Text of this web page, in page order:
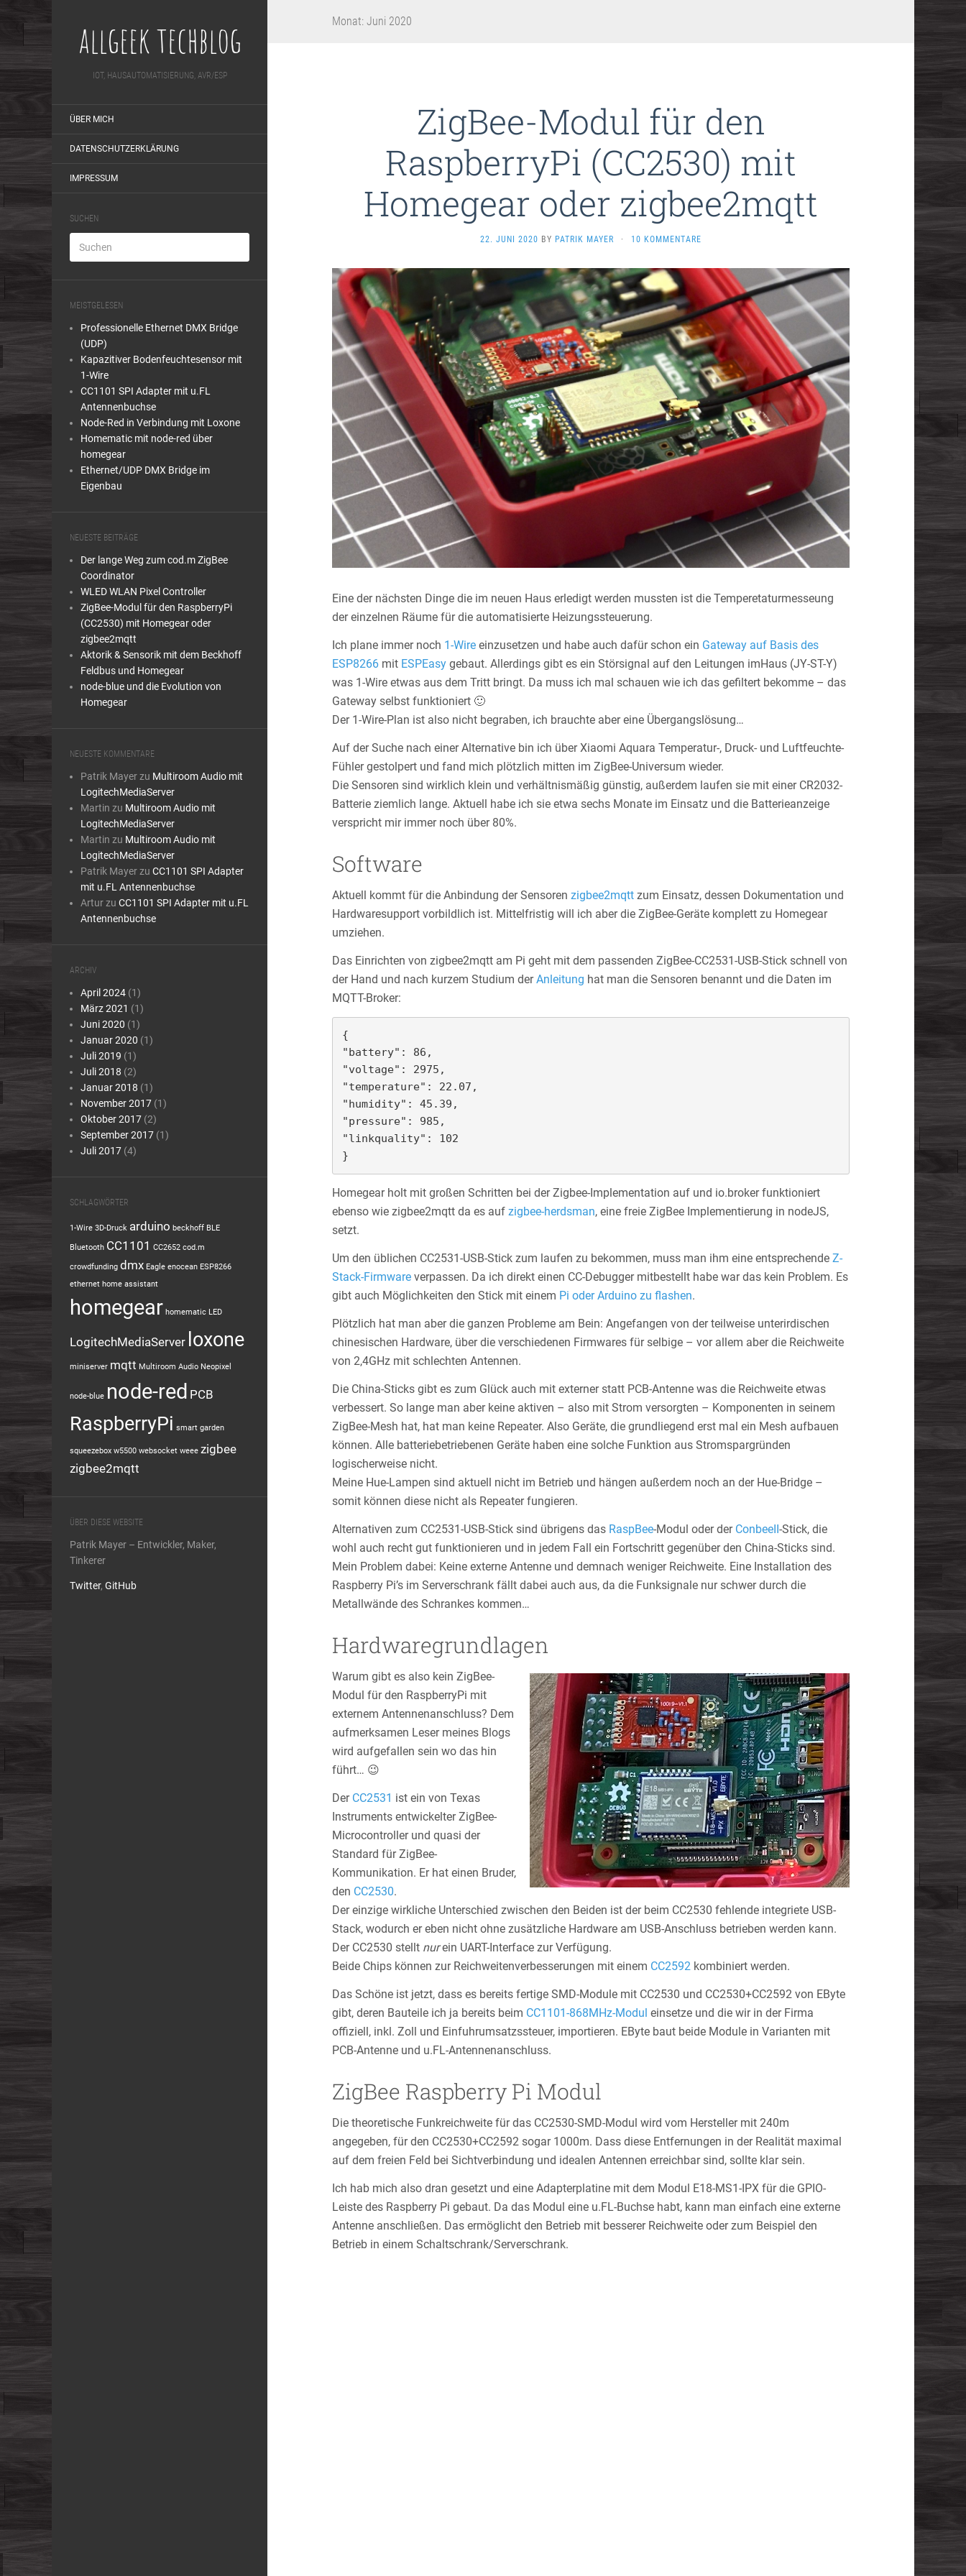
allgeek techblog
IOT, HAUSAUTOMATISIERUNG, AVR/ESP
ÜBER MICH
DATENSCHUTZERKLÄRUNG
IMPRESSUM
SUCHEN
MEISTGELESEN
Professionelle Ethernet DMX Bridge
(UDP)
Kapazitiver Bodenfeuchtesensor mit
1-Wire
CC1101 SPI Adapter mit u.FL
Antennenbuchse
Node-Red in Verbindung mit Loxone
Homematic mit node-red über
homegear
Ethernet/UDP DMX Bridge im
Eigenbau
NEUESTE BEITRÄGE
Der lange Weg zum cod.m ZigBee
Coordinator
WLED WLAN Pixel Controller
ZigBee-Modul für den RaspberryPi
(CC2530) mit Homegear oder
zigbee2mqtt
Aktorik & Sensorik mit dem Beckhoff
Feldbus und Homegear
node-blue und die Evolution von
Homegear
NEUESTE KOMMENTARE
Patrik Mayerzu Multiroom Audio mit
LogitechMediaServer
Martin zu Multiroom Audio mit
LogitechMediaServer
Martin zu Multiroom Audio mit
LogitechMediaServer
Patrik Mayerzu CC1101 SPI Adapter
mit u.FL Antennenbuchse
Arturzu CC1101 SPI Adapter mit u.FL
Antennenbuchse
ARCHIV
April 2024 (1)
März 2021 (1)
Juni 2020 (1)
Januar 2020 (1)
Juli 2019 (1)
Juli 2018 (2)
Januar 2018 (1)
November 2017 (1)
Oktober 2017 (2)
September 2017 (1)
Juli 2017 (4)
SCHLAGWÖRTER
1-Wire 3D-Druck arduino beckhoff BLE
Bluetooth CC1101 CC2652 cod.m
crowdfunding dmx Eagle enocean ESP8266
ethernet home assistant
homegear homematic LED
LogitechMediaServer loxone
miniserver mqtt Multiroom Audio Neopixel
node-blue node-red PCB
RaspberryPi smart garden
squeezebox w5500 websocket weee zigbee
zigbee2mqtt
ÜBER DIESE WEBSITE
Patrik Mayer – Entwickler, Maker,
Tinkerer
Twitter, GitHub
Monat: Juni 2020
ZigBee-Modul für den
RaspberryPi (CC2530) mit
Homegear oder zigbee2mqtt
22. JUNI 2020 BY PATRIK MAYER · 10 KOMMENTARE
Eine der nächsten Dinge die im neuen Haus erledigt werden mussten ist die Temperetaturmesseung
der einzelnen Räume für die automatisierte Heizungssteuerung.
Ich plane immer noch 1-Wire einzusetzen und habe auch dafür schon ein Gateway auf Basis des
ESP8266 mit ESPEasy gebaut. Allerdings gibt es ein Störsignal auf den Leitungen imHaus (JY-ST-Y)
was 1-Wire etwas aus dem Tritt bringt. Da muss ich mal schauen wie ich das gefiltert bekomme – das
Gateway selbst funktioniert 🙂
Der 1-Wire-Plan ist also nicht begraben, ich brauchte aber eine Übergangslösung…
Auf der Suche nach einer Alternative bin ich über Xiaomi Aquara Temperatur-, Druck- und Luftfeuchte-
Fühler gestolpert und fand mich plötzlich mitten im ZigBee-Universum wieder.
Die Sensoren sind wirklich klein und verhältnismäßig günstig, außerdem laufen sie mit einer CR2032-
Batterie ziemlich lange. Aktuell habe ich sie etwa sechs Monate im Einsatz und die Batterieanzeige
verspricht mir immer noch über 80%.
Software
Aktuell kommt für die Anbindung der Sensoren zigbee2mqtt zum Einsatz, dessen Dokumentation und
Hardwaresupport vorbildlich ist. Mittelfristig will ich aber die ZigBee-Geräte komplett zu Homegear
umziehen.
Das Einrichten von zigbee2mqtt am Pi geht mit dem passenden ZigBee-CC2531-USB-Stick schnell von
der Hand und nach kurzem Studium derAnleitung hat man die Sensoren benannt und die Daten im
MQTT-Broker:
{
"battery": 86,
"voltage": 2975,
"temperature": 22.07,
"humidity": 45.39,
"pressure": 985,
"linkquality": 102
}
Homegear holt mit großen Schritten bei der Zigbee-Implementation auf und io.broker funktioniert
ebenso wie zigbee2mqtt da es auf zigbee-herdsman, eine freie ZigBee Implementierung in nodeJS,
setzt.
Um den üblichen CC2531-USB-Stick zum laufen zu bekommen, muss man ihm eine entsprechende Z-
Stack-Firmware verpassen. Da ich direkt einen CC-Debugger mitbestellt habe war das kein Problem. Es
gibt auch Möglichkeiten den Stick mit einem Pi oder Arduino zu flashen.
Plötzlich hat man aber die ganzen Probleme am Bein: Angefangen von der teilweise unterirdischen
chinesischen Hardware, über die verschiedenen Firmwares für selbige – vor allem aber die Reichweite
von 2,4GHz mit schlechten Antennen.
Die China-Sticks gibt es zum Glück auch mit externer statt PCB-Antenne was die Reichweite etwas
verbessert. So lange man aber keine aktiven – also mit Strom versorgten – Komponenten in seinem
ZigBee-Mesh hat, hat man keine Repeater. Also Geräte, die grundliegend erst mal ein Mesh aufbauen
können. Alle batteriebetriebenen Geräte haben eine solche Funktion aus Stromspargründen
logischerweise nicht.
Meine Hue-Lampen sind aktuell nicht im Betrieb und hängen außerdem noch an der Hue-Bridge –
somit können diese nicht als Repeater fungieren.
Alternativen zum CC2531-USB-Stick sind übrigens das RaspBee-Modul oder der ConbeeII-Stick, die
wohl auch recht gut funktionieren und in jedem Fall ein Fortschritt gegenüber den China-Sticks sind.
Mein Problem dabei: Keine externe Antenne und demnach weniger Reichweite. Eine Installation des
Raspberry Pi’s im Serverschrank fällt dabei auch aus, da die Funksignale nur schwer durch die
Metallwände des Schrankes kommen…
Hardwaregrundlagen
Warum gibt es also kein ZigBee-
Modul für den RaspberryPi mit
externem Antennenanschluss? Dem
aufmerksamen Leser meines Blogs
wird aufgefallen sein wo das hin
führt… 😉
Der CC2531 ist ein von Texas
Instruments entwickelter ZigBee-
Microcontroller und quasi der
Standard für ZigBee-
Kommunikation. Er hat einen Bruder,
den CC2530.
Der einzige wirkliche Unterschied zwischen den Beiden ist der beim CC2530 fehlende integriete USB-
Stack, wodurch er eben nicht ohne zusätzliche Hardware am USB-Anschluss betrieben werden kann.
Der CC2530 stellt nurein UART-Interface zur Verfügung.
Beide Chips können zur Reichweitenverbesserungen mit einem CC2592 kombiniert werden.
Das Schöne ist jetzt, dass es bereits fertige SMD-Module mit CC2530 und CC2530+CC2592 von EByte
gibt, deren Bauteile ich ja bereits beim CC1101-868MHz-Modul einsetze und die wir in der Firma
offiziell, inkl. Zoll und Einfuhrumsatzssteuer, importieren. EByte baut beide Module in Varianten mit
PCB-Antenne und u.FL-Antennenanschluss.
ZigBee Raspberry Pi Modul
Die theoretische Funkreichweite für das CC2530-SMD-Modul wird vom Hersteller mit 240m
angegeben, für den CC2530+CC2592 sogar 1000m. Dass diese Entfernungen in der Realität maximal
auf dem freien Feld bei Sichtverbindung und idealen Antennen erreichbar sind, sollte klar sein.
Ich hab mich also dran gesetzt und eine Adapterplatine mit dem Modul E18-MS1-IPX für die GPIO-
Leiste des Raspberry Pi gebaut. Da das Modul eine u.FL-Buchse habt, kann man einfach eine externe
Antenne anschließen. Das ermöglicht den Betrieb mit besserer Reichweite oder zum Beispiel den
Betrieb in einem Schaltschrank/Serverschrank.